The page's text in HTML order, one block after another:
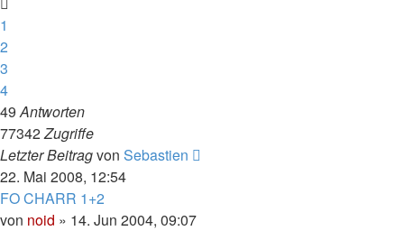
1
2
3
4
49Antworten
77342Zugriffe
Letzter Beitragvon Sebastien
22. Mai 2008, 12:54
FO CHARR 1+2
von noid » 14. Jun 2004, 09:07